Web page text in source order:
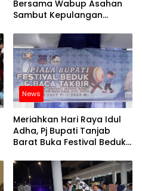
Bersama Wabup Asahan
Sambut Kepulangan
News
Meriahkan Hari Raya Idul
Adha, Pj Bupati Tanjab
Barat Buka Festival Beduk